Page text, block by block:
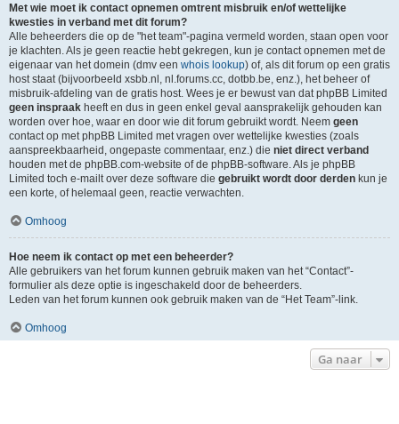
Met wie moet ik contact opnemen omtrent misbruik en/of wettelijke
kwesties in verband met dit forum?
Alle beheerders die op de "het team"-pagina vermeld worden, staan open voor
je klachten. Als je geen reactie hebt gekregen, kun je contact opnemen met de
eigenaar van het domein (dmv een whois lookup) of, als dit forum op een gratis
host staat (bijvoorbeeld xsbb.nl, nl.forums.cc, dotbb.be, enz.), het beheer of
misbruik-afdeling van de gratis host. Wees je er bewust van dat phpBB Limited
geen inspraak heeft en dus in geen enkel geval aansprakelijk gehouden kan
worden over hoe, waar en door wie dit forum gebruikt wordt. Neem geen
contact op met phpBB Limited met vragen over wettelijke kwesties (zoals
aanspreekbaarheid, ongepaste commentaar, enz.) die niet direct verband
houden met de phpBB.com-website of de phpBB-software. Als je phpBB
Limited toch e-mailt over deze software die gebruikt wordt door derden kun je
een korte, of helemaal geen, reactie verwachten.
Omhoog
Hoe neem ik contact op met een beheerder?
Alle gebruikers van het forum kunnen gebruik maken van het “Contact”-
formulier als deze optie is ingeschakeld door de beheerders.
Leden van het forum kunnen ook gebruik maken van de “Het Team”-link.
Omhoog
Ga naar